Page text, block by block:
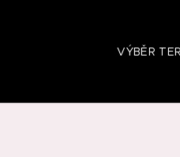
VÝBĚR